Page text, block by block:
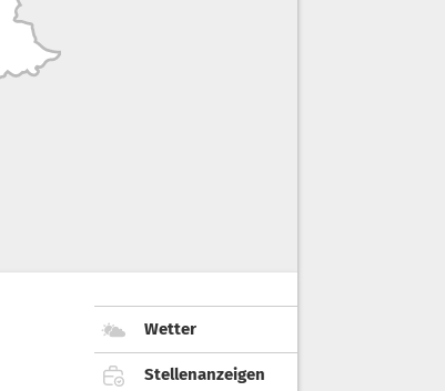
Wetter
Stellenanzeigen